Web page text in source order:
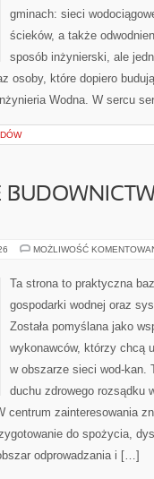
gminach: sieci
ścieków, a także
sposób inżynierski, ale
osoby, które dopiero
Wodna. W sercu
MOŻLIWOŚĆ
Ta strona to praktyczna
gospodarki wodnej oraz
Została pomyślana jako
wykonawców, którzy chcą
w obszarze sieci wod-kan.
duchu zdrowego rozsądku
centrum zainteresowania
do spożycia,
odprowadzania i […]